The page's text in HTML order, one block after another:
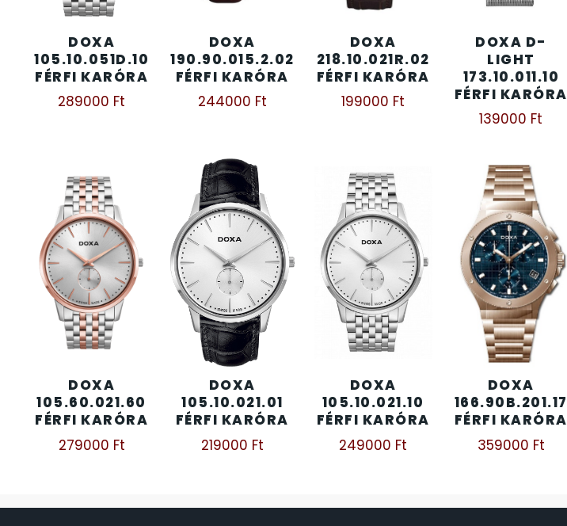
DOXA
105.10.051D.10
FÉRFI KARÓRA
289000 Ft
DOXA
190.90.015.2.02
FÉRFI KARÓRA
244000 Ft
DOXA
218.10.021R.02
FÉRFI KARÓRA
199000 Ft
DOXA D-
LIGHT
173.10.011.10
FÉRFI KARÓRA
139000 Ft
DOXA
105.60.021.60
FÉRFI KARÓRA
279000 Ft
DOXA
105.10.021.01
FÉRFI KARÓRA
219000 Ft
DOXA
105.10.021.10
FÉRFI KARÓRA
249000 Ft
DOXA
166.90B.201.17
FÉRFI KARÓRA
359000 Ft
KENNETH COLE
LORUS 237
MASERATI
MORGAN 3
OKOSÓRA SZÍJAK 9
OKOSÓRÁK
ÖNGYÚJTÓK
ÓRAFORGATÓK 11
ÓRATARTÓ DOBOZOK